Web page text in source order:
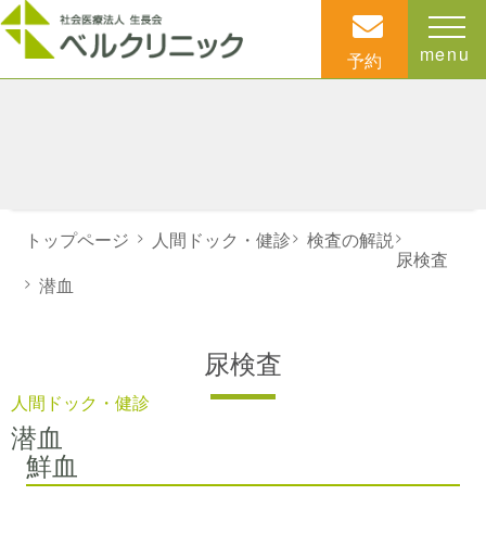
予約 menu
人間ドック・健診
潜血
トップページ > 人間ドック・健診> 検査の解説>
尿検査
> 潜血
尿検査
鮮血